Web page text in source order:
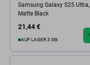
Samsung Galaxy S25 Ultra,
Matte Black
21,44 €
AUF LAGER 3 Stk